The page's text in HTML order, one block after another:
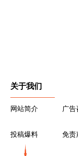
关于我们
网站简介 广告
投稿爆料 免责